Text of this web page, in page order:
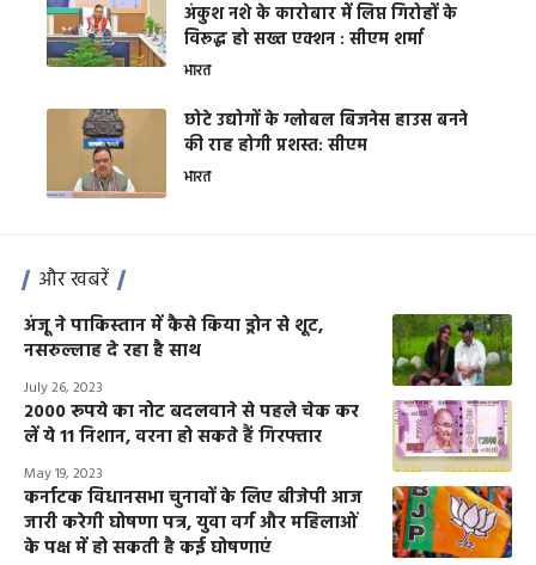
अंकुश नशे के कारोबार में लिप्त गिरोहों के
विरूद्ध हो सख्त एक्शन : सीएम शर्मा
भारत
छोटे उद्योगों के ग्लोबल बिजनेस हाउस बनने
की राह होगी प्रशस्त: सीएम
भारत
और खबरें
अंजू ने पाकिस्तान में कैसे किया ड्रोन से शूट,
नसरुल्लाह दे रहा है साथ
July 26, 2023
2000 रूपये का नोट बदलवाने से पहले चेक कर
लें ये 11 निशान, वरना हो सकते हैं गिरफ्तार
May 19, 2023
कर्नाटक विधानसभा चुनावों के लिए बीजेपी आज
जारी करेगी घोषणा पत्र, युवा वर्ग और महिलाओं
के पक्ष में हो सकती है कई घोषणाएं